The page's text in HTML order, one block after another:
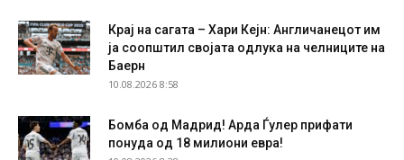
Крај на сагата – Хари Кејн: Англичанецот им
ја соопштил својата одлука на челниците на
Баерн
10.08.2026 8:58
Бомба од Мадрид! Арда Ѓулер прифати
понуда од 18 милиони евра!